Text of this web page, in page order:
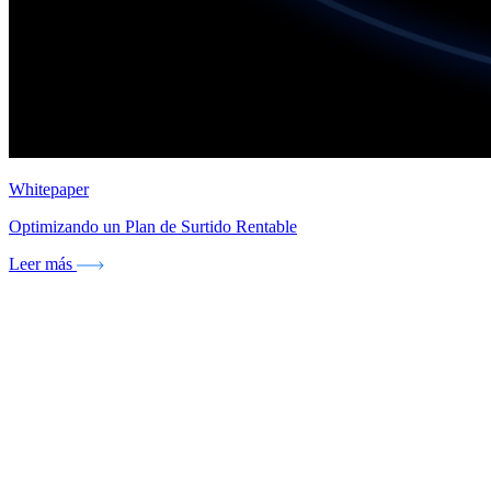
Whitepaper
Optimizando un Plan de Surtido Rentable
Leer más